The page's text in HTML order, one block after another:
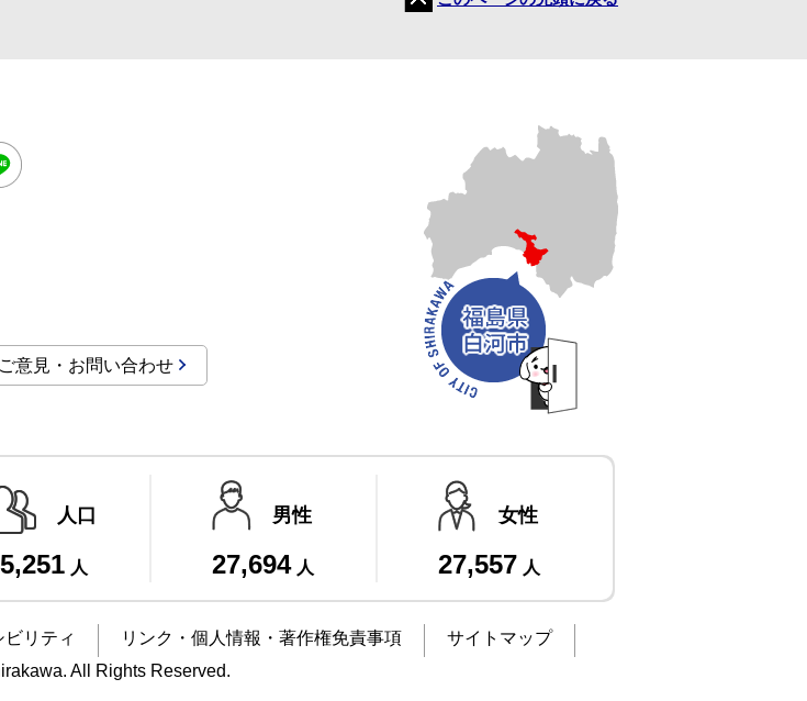
ご意見・お問い合わせ
人口
人
男性
27,694 人
女性
27,557 人
ビリティ リンク・個人情報・著作権免責事項
サイトマップ
All Rights Reserved.